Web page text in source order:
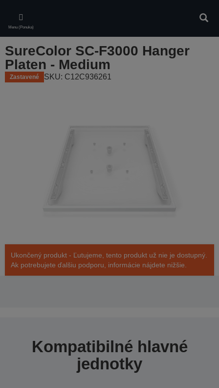
main
content
Menu (Ponuka)
SureColor SC-F3000 Hanger
Platen - Medium
Zastavené SKU: C12C936261
Ukončený produkt - Ľutujeme, tento produkt už nie je dostupný.
Ak potrebujete ďalšiu podporu, informácie nájdete nižšie.
Kompatibilné hlavné
jednotky